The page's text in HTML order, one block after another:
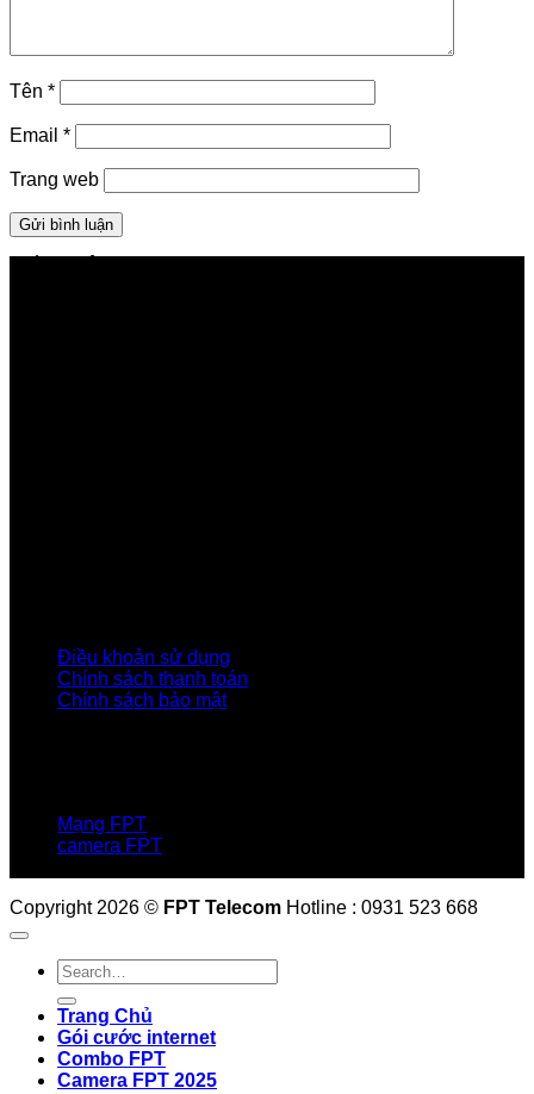
Tên *
Email *
Trang web
Điều khoản sử dụng
Chính sách thanh toán
Chính sách bảo mật
Mạng FPT
camera FPT
Copyright 2026 © FPT Telecom Hotline : 0931 523 668
Trang Chủ
Gói cước internet
Combo FPT
Camera FPT 2025